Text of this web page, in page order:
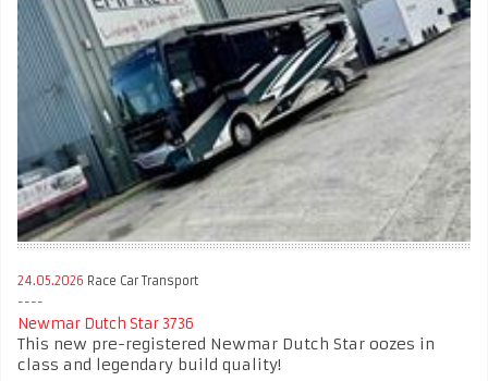
24.05.2026 Race Car Transport
Newmar Dutch Star 3736
This new pre-registered Newmar Dutch Star oozes in
class and legendary build quality!